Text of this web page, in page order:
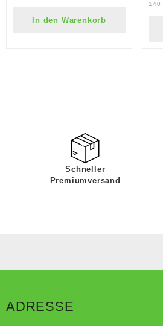
In den Warenkorb
140
Schneller
Premiumversand
ADRESSE